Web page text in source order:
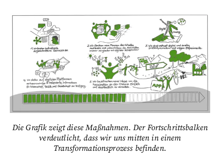
Die Grafik zeigt diese Maßnahmen. Der Fortschrittsbalken
verdeutlicht, dass wir uns mitten in einem
Transformationsprozess befinden.